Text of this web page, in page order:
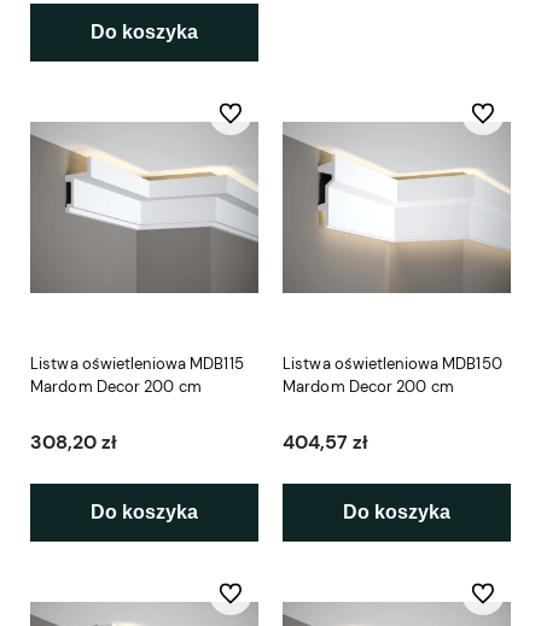
Do koszyka
Listwa oświetleniowa MDB115
Mardom Decor 200 cm
308,20 zł
Do koszyka
Do ulubionych
Listwa oświetleniowa MDB150
Mardom Decor 200 cm
404,57 zł
Do koszyka
Do
Do ulubionych Do